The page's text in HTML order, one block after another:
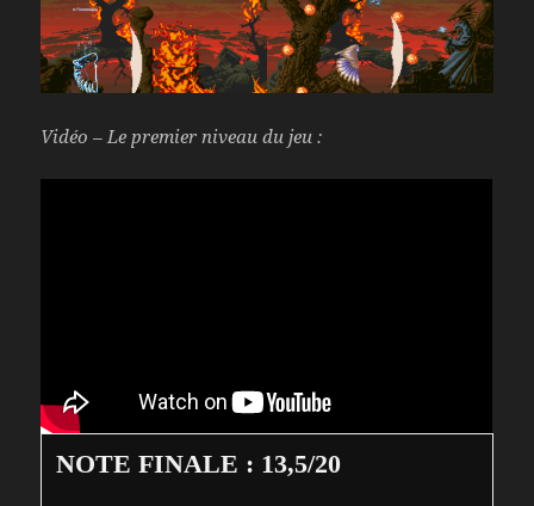
Vidéo – Le premier niveau du jeu :
NOTE FINALE : 13,5/20